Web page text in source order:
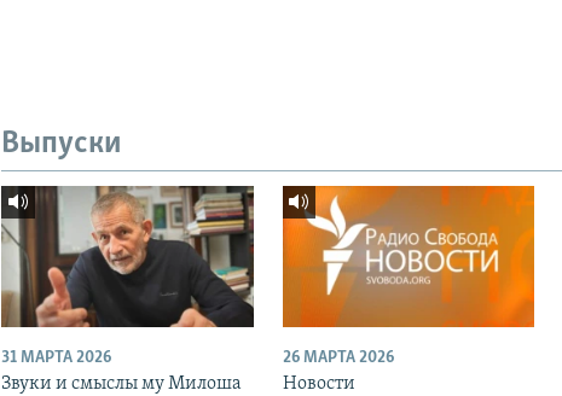
Выпуски
31 МАРТА 2026
Звуки и смыслы му Милоша
26 МАРТА 2026
Новости